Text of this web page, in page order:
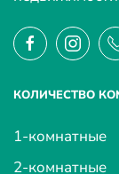
КОЛИЧЕСТВО
1-комнатные
2-комнатные